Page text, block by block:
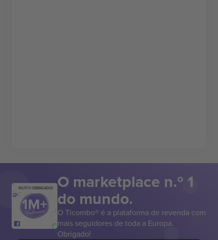
MUITO OBRIGADO! O marketplace n.º 1
do mundo.
O Ticombo® é a plataforma de revenda com
mais seguidores de toda a Europa.
Obrigado!